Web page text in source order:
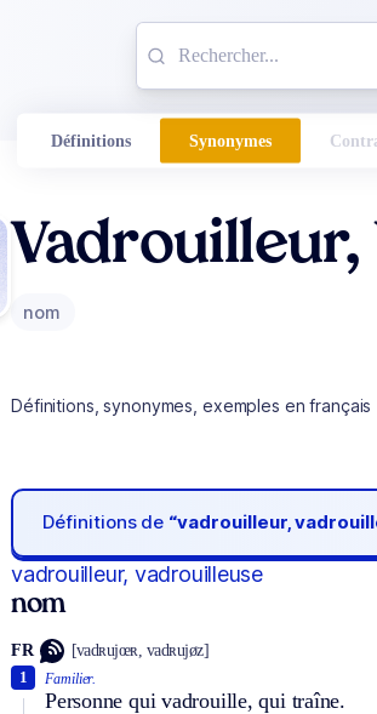
Définitions Synonymes
nom
Définitions, synonymes, exemples en français
Définitions de “vadrouilleur,
vadrouilleur, vadrouilleuse
nom
FR [vadʀujœʀ, vadʀujøz]
Familier.
Personne qui vadrouille, qui traîne.
1